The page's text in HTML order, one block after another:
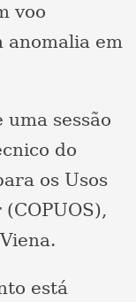
voo
em
sessão
do
os Usos
está